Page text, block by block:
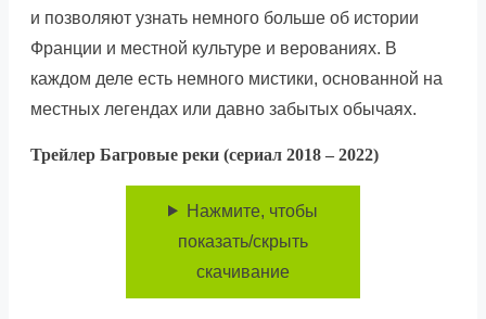
и позволяют узнать немного больше об истории
Франции и местной культуре и верованиях. В
каждом деле есть немного мистики, основанной на
местных легендах или давно забытых обычаях.
Трейлер Багровые реки (сериал 2018 – 2022)
Нажмите, чтобы
показать/скрыть
скачивание